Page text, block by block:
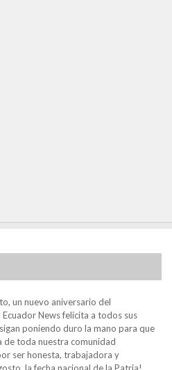
un nuevo aniversario del
News felicita a todos sus
poniendo duro la mano para que
de toda nuestra comunidad
ser honesta, trabajadora y